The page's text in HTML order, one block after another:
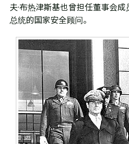
夫·布热津斯基也曾担任董事会
总统的国家安全顾问。